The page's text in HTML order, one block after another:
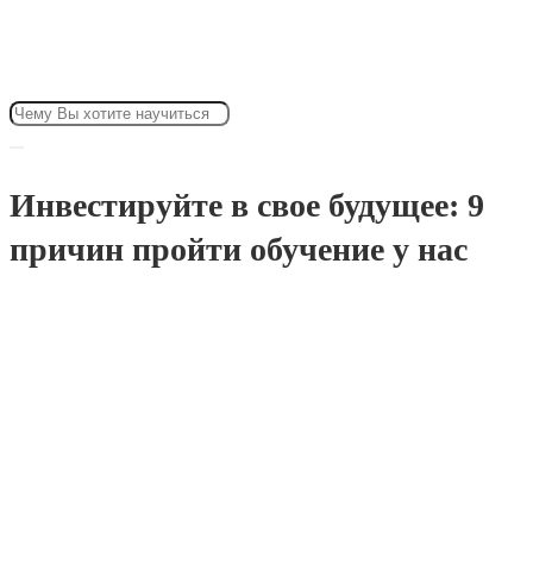
Инвестируйте в свое будущее: 9
причин пройти обучение у нас